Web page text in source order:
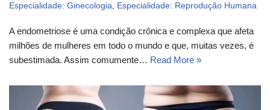
Especialidade: Ginecologia
Especialidade: Reprodução Humana
A endometriose é uma condição crônica e complexa que afeta
milhões de mulheres em todo o mundo e que, muitas vezes, é
subestimada. Assim comumente… Read More »